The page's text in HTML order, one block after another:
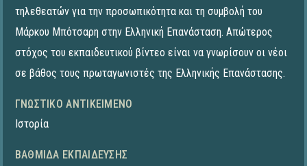
τηλεθεατών για την προσωπικότητα και τη συμβολή του
Μάρκου Μπότσαρη στην Ελληνική Επανάσταση. Απώτερος
στόχος του εκπαιδευτικού βίντεο είναι να γνωρίσουν οι νέοι
σε βάθος τους πρωταγωνιστές της Ελληνικής Επανάστασης.​
ΓΝΩΣΤΙΚΌ ΑΝΤΙΚΕΊΜΕΝΟ
Ιστορία
ΒΑΘΜΊΔΑ ΕΚΠΑΊΔΕΥΣΗΣ